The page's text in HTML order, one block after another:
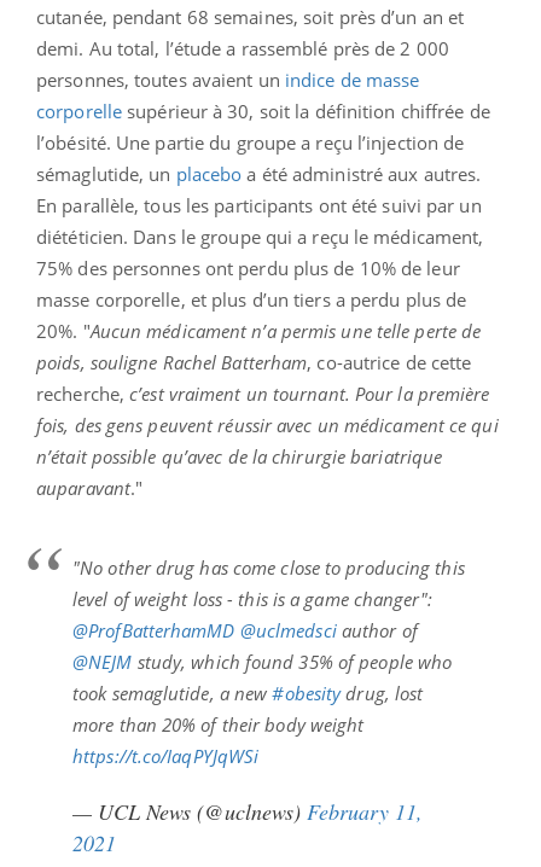
cutanée, pendant 68 semaines, soit près d’un an et
demi. Au total, l’étude a rassemblé près de 2 000
personnes, toutes avaient un indice de masse
corporelle supérieur à 30, soit la définition chiffrée de
l’obésité. Une partie du groupe a reçu l’injection de
sémaglutide, un placebo a été administré aux autres.
En parallèle, tous les participants ont été suivi par un
diététicien. Dans le groupe qui a reçu le médicament,
75% des personnes ont perdu plus de 10% de leur
masse corporelle, et plus d’un tiers a perdu plus de
20%. "Aucun médicament n’a permis une telle perte de
poids, souligne Rachel Batterham, co-autrice de cette
recherche,c’est vraiment un tournant. Pour la première
fois, des gens peuvent réussir avec un médicament ce qui
n’était possible qu’avec de la chirurgie bariatrique
auparavant."
"No other drug has come close to producing this
level of weight loss - this is a game changer":
@ProfBatterhamMD @uclmedsciauthor of
@NEJM study, which found 35% of people who
took semaglutide, a new#obesitydrug, lost
more than 20% of their body weight
https://t.co/IaqPYJqWSi
— UCL News (@uclnews) February 11,
2021